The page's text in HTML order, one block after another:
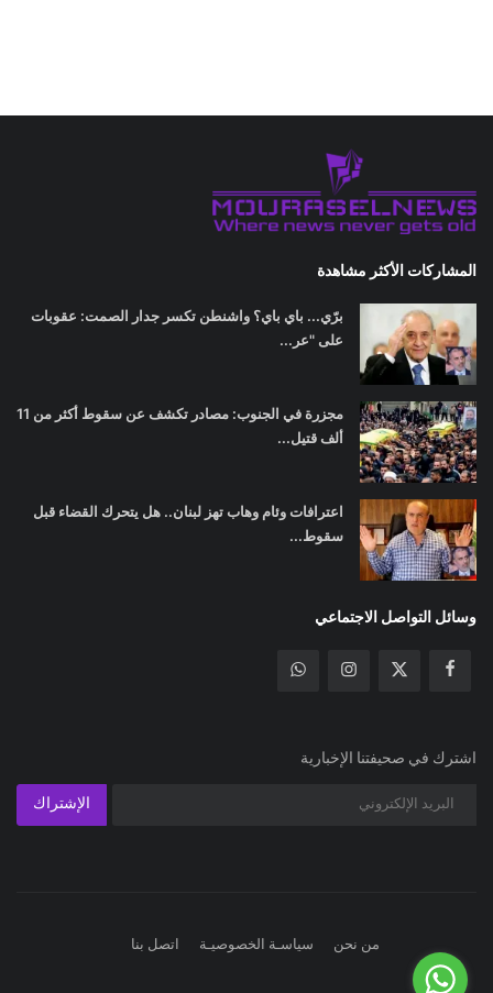
المشاركات الأكثر مشاهدة
برّي... باي باي؟ واشنطن تكسر جدار الصمت: عقوبات
على "عر...
مجزرة في الجنوب: مصادر تكشف عن سقوط أكثر من 11
ألف قتيل...
اعترافات وئام وهاب تهز لبنان.. هل يتحرك القضاء قبل
سقوط...
وسائل التواصل الاجتماعي
اشترك في صحيفتنا الإخبارية
الإشتراك
من نحن سياسـة الخصوصيـة اتصل بنا